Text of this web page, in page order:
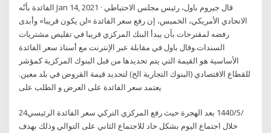
الفائدة بأنّه Jan 14, 2021 · قال جيروم باول، رئيس مجلس الاحتياطي
الاتحادي الأمريكي، الخميس، إن رفع سعر الفائدة «لن يكون قريبا» وأبدى
رفضه لمقترحات بأن يبدأ البنك المركزي قريبا في تقليص مشتريات
السندات.وقال باول في مقابلة عبر الإنترنت مع أستاذ سعر الفائدة
الأساسية هو القيمة التي يتم تحديدها من قبل البنوك المركزية كمؤشر
للقطاع الاقتصادي (البنوك التجارية الخ) لتحديد قيمة القروض في بلد معين.
يعتمد سعر الفائدة على العرض و الطلب على
24‏‏/5‏‏/1440 بعد الهجرة حيث رفع المركزي التركي سعر الفائدة الرئيسي
خلال اجتماع اليوم بشكل حاد للاجتماع الثاني على التوالي وذلك بهدف